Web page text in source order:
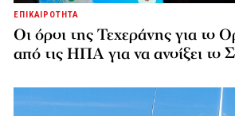
ΕΠΙΚΑΙΡΟΤΗΤΑ
Οι όροι της Τεχεράνης για το
από τις ΗΠΑ για να ανοίξει το